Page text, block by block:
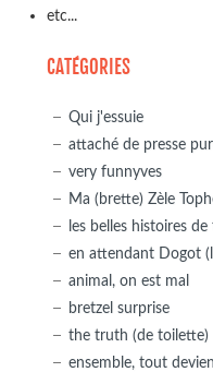
etc...
CATÉGORIES
Qui j'essuie
attaché de presse
very funnyves
Ma (brette) Zèle
les belles histoires
en attendant Dogot
animal, on est mal
bretzel surprise
the truth (de toilette)
ensemble, tout